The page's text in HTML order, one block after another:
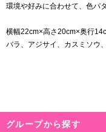
環境や好みに合わせて、色パ
横幅22cm×高さ20cm×
バラ、アジサイ、カスミソウ
グループから探す